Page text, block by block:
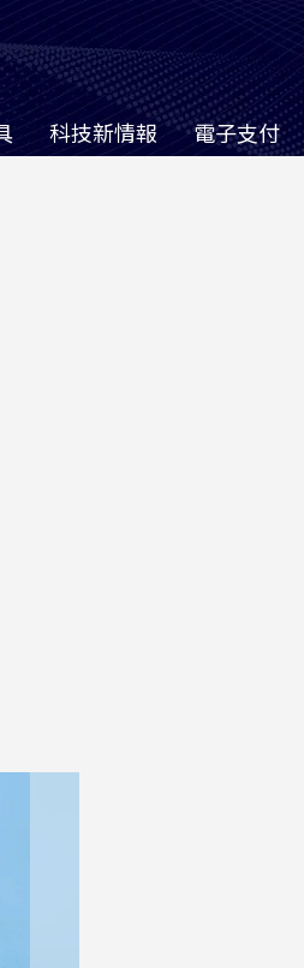
科技新情報 電子支付